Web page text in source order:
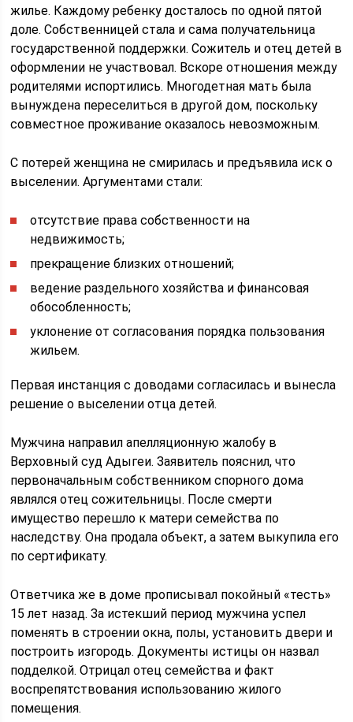
жилье. Каждому ребенку досталось по одной пятой
доле. Собственницей стала и сама получательница
государственной поддержки. Сожитель и отец детей в
оформлении не участвовал. Вскоре отношения между
родителями испортились. Многодетная мать была
вынуждена переселиться в другой дом, поскольку
совместное проживание оказалось невозможным.
С потерей женщина не смирилась и предъявила иск о
выселении. Аргументами стали:
отсутствие права собственности на
недвижимость;
прекращение близких отношений;
ведение раздельного хозяйства и финансовая
обособленность;
уклонение от согласования порядка пользования
жильем.
Первая инстанция с доводами согласилась и вынесла
решение о выселении отца детей.
Мужчина направил апелляционную жалобу в
Верховный суд Адыгеи. Заявитель пояснил, что
первоначальным собственником спорного дома
являлся отец сожительницы. После смерти
имущество перешло к матери семейства по
наследству. Она продала объект, а затем выкупила его
по сертификату.
Ответчика же в доме прописывал покойный «тесть»
15 лет назад. За истекший период мужчина успел
поменять в строении окна, полы, установить двери и
построить изгородь. Документы истицы он назвал
подделкой. Отрицал отец семейства и факт
воспрепятствования использованию жилого
помещения.